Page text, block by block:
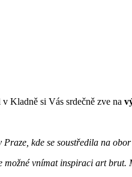
Kladně si Vás srdečně zve na
kde se soustředila na
možné vnímat inspiraci art